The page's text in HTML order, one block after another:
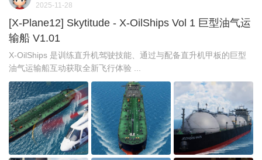
2025-11-28
[X-Plane12] Skytitude - X-OilShips Vol 1 巨型油气运
输船 V1.01
X-OilShips 是训练直升机驾驶技能、通过与配备直升机甲板的巨型
油气运输船互动获取全新飞行体验 ...